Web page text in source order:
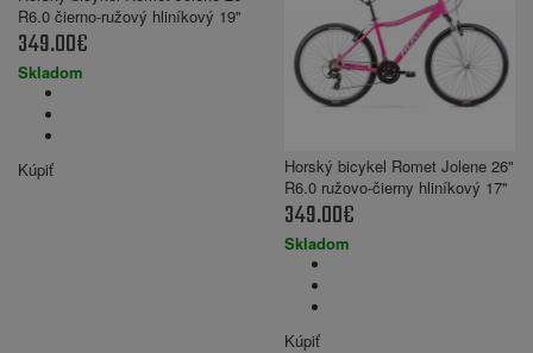
R6.0 čierno-ružový hliníkový 19"
349.00€
Skladom
Kúpiť
Horský bicykel Romet Jolene 26"
R6.0 ružovo-čierny hliníkový 17"
349.00€
Skladom
Kúpiť